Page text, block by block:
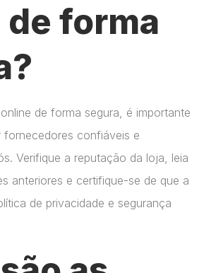
forma
de forma segura, é importante
fornecedores confiáveis e
Verifique a reputação da loja, leia
anteriores e certifique-se de que a
de privacidade e segurança